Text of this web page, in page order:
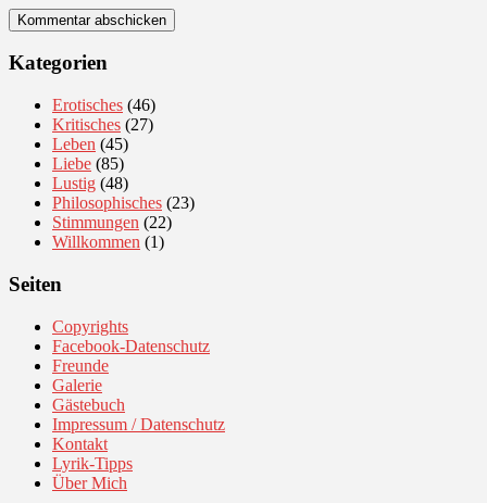
Kategorien
Erotisches (46)
Kritisches (27)
Leben (45)
Liebe (85)
Lustig (48)
Philosophisches (23)
Stimmungen (22)
Willkommen (1)
Seiten
Copyrights
Facebook-Datenschutz
Freunde
Galerie
Gästebuch
Impressum / Datenschutz
Kontakt
Lyrik-Tipps
Über Mich